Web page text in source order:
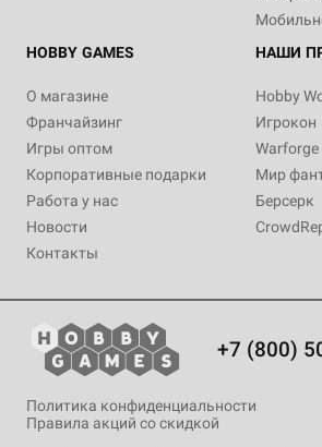
HOBBY GAMES
О магазине
Франчайзинг
Игры оптом
Корпоративные подарки
Работа у нас
Новости
Контакты
НАШИ
Hobby
Игрокон
Warforge
Мир
Берсерк
+7 (800)
Политика конфиденциальности
Правила акций со скидкой